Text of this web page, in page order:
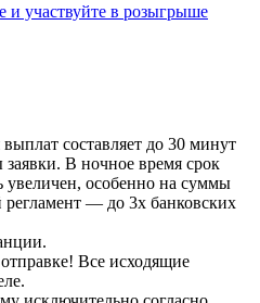
и участвуйте в розыгрыше
составляет до 30 минут
В ночное время срок
увеличен, особенно на суммы
— до 3х банковских
Все исходящие